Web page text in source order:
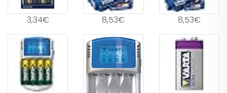
3,34€ 8,53€ 8,53€